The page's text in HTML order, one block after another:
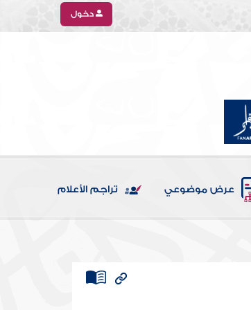
دخول
عرض موضوعي تراجم الأعلام